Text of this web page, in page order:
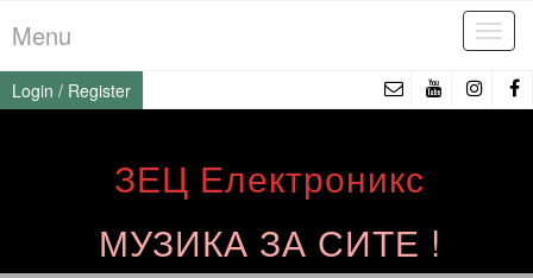
to
the
content
Menu
Login / Register
ЗЕЦ Електроникс
МУЗИКА ЗА СИТЕ !